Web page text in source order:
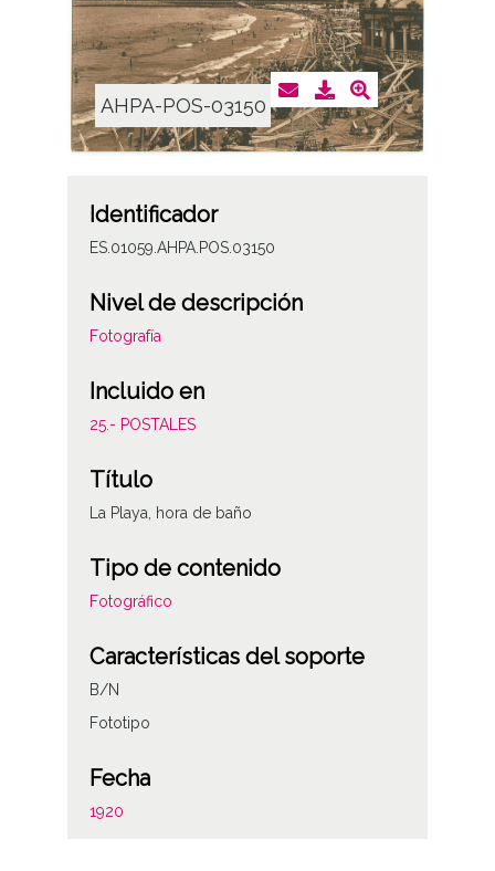
AHPA-POS-03150
Identificador
ES.01059.AHPA.POS.03150
Nivel de descripción
Fotografía
Incluido en
25.- POSTALES
Título
La Playa, hora de baño
Tipo de contenido
Fotográfico
Características del soporte
B/N
Fototipo
Fecha
1920